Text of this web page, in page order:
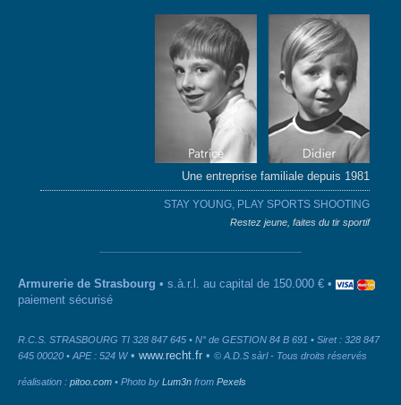
Une entreprise familiale depuis 1981
STAY YOUNG, PLAY SPORTS SHOOTING
Restez jeune, faites du tir sportif
Armurerie de Strasbourg • s.à.r.l. au capital de 150.000 € •
paiement sécurisé
R.C.S. STRASBOURG TI 328 847 645 • N° de GESTION 84 B 691 • Siret : 328 847
645 00020 • APE : 524 W• www.recht.fr • © A.D.S sàrl - Tous droits réservés
réalisation : pitoo.com • Photo by Lum3n from Pexels